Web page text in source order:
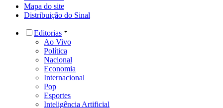
Mapa do site
Distribuição do Sinal
Editorias
Ao Vivo
Política
Nacional
Economia
Internacional
Pop
Esportes
Inteligência Artificial